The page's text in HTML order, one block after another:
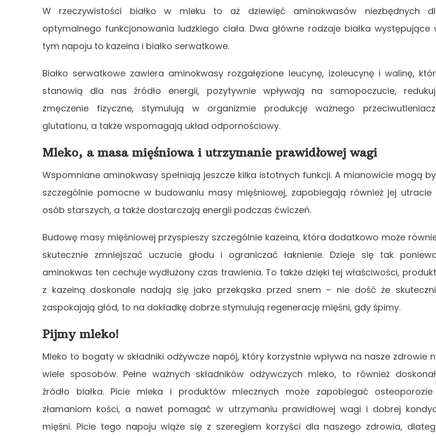
W rzeczywistości białko w mleku to aż dziewięć aminokwasów niezbędnych
optymalnego funkcjonowania ludzkiego ciała. Dwa główne rodzaje białka występujące
tym napoju to kazeina i białko serwatkowe.
Białko serwatkowe zawiera aminokwasy rozgałęzione leucynę, izoleucynę i walinę,
stanowią dla nas źródło energii, pozytywnie wpływają na samopoczucie,
zmęczenie fizyczne, stymulują w organizmie produkcję ważnego
glutationu, a także wspomagają układ odpornościowy.
Mleko, a masa mięśniowa i utrzymanie prawidłowej wagi
Wspomniane aminokwasy spełniają jeszcze kilka istotnych funkcji. A mianowicie mogą
szczególnie pomocne w budowaniu masy mięśniowej, zapobiegają również jej utracie
osób starszych, a także dostarczają energii podczas ćwiczeń.
Budowę masy mięśniowej przyspieszy szczególnie kazeina, która dodatkowo może
skutecznie zmniejszać uczucie głodu i ograniczać łaknienie. Dzieje się tak
aminokwas ten cechuje wydłużony czas trawienia. To także dzięki tej właściwości,
z kazeiną doskonale nadają się jako przekąska przed snem – nie dość że
zaspokajają głód, to na dokładkę dobrze stymulują regenerację mięśni, gdy śpimy.
Pijmy mleko!
Mleko to bogaty w składniki odżywcze napój, który korzystnie wpływa na nasze zdrowie
wiele sposobów. Pełne ważnych składników odżywczych mleko, to również
źródło białka. Picie mleka i produktów mlecznych może zapobiegać
złamaniom kości, a nawet pomagać w utrzymaniu prawidłowej wagi i dobrej
mięśni. Picie tego napoju wiąże się z szeregiem korzyści dla naszego zdrowia,